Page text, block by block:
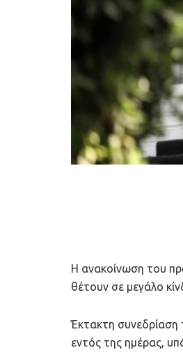
Η ανακοίνωση του
θέτουν σε μεγάλο
Έκτακτη συνεδρίαση
εντός της ημέρας,